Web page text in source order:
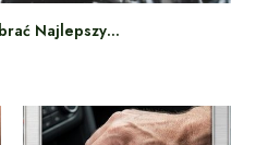
Najlepszy…